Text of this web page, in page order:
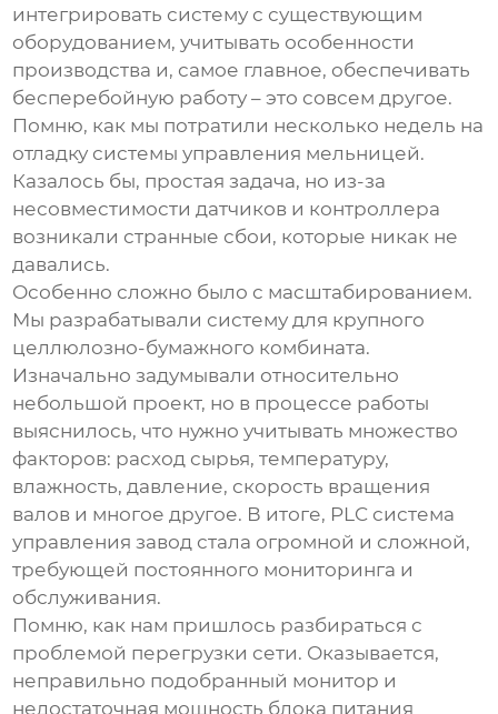
интегрировать систему с существующим
оборудованием, учитывать особенности
производства и, самое главное, обеспечивать
бесперебойную работу – это совсем другое.
Помню, как мы потратили несколько недель на
отладку системы управления мельницей.
Казалось бы, простая задача, но из-за
несовместимости датчиков и контроллера
возникали странные сбои, которые никак не
давались.
Особенно сложно было с масштабированием.
Мы разрабатывали систему для крупного
целлюлозно-бумажного комбината.
Изначально задумывали относительно
небольшой проект, но в процессе работы
выяснилось, что нужно учитывать множество
факторов: расход сырья, температуру,
влажность, давление, скорость вращения
валов и многое другое. В итоге, PLC система
управления завод стала огромной и сложной,
требующей постоянного мониторинга и
обслуживания.
Помню, как нам пришлось разбираться с
проблемой перегрузки сети. Оказывается,
неправильно подобранный монитор и
недостаточная мощность блока питания